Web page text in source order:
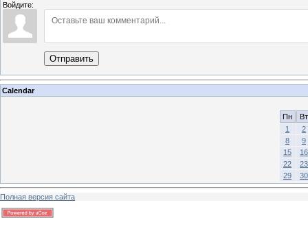
Войдите:
Отправить
Calendar
Пн
Вт
1
2
8
9
15
16
22
23
29
30
Полная версия сайта